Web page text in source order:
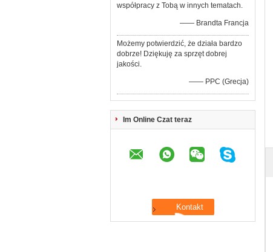
współpracy z Tobą w innych tematach.
—— Brandta Francja
Możemy potwierdzić, że działa bardzo
dobrze! Dziękuję za sprzęt dobrej
jakości.
—— PPC (Grecja)
Im Online Czat teraz